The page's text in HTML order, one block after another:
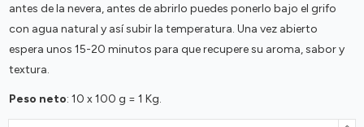
antes de la nevera, antes de abrirlo puedes ponerlo bajo el grifo
con agua natural y así subir la temperatura. Una vez abierto
espera unos 15-20 minutos para que recupere su aroma, sabor y
textura.
Peso neto: 10 x 100 g = 1 Kg.